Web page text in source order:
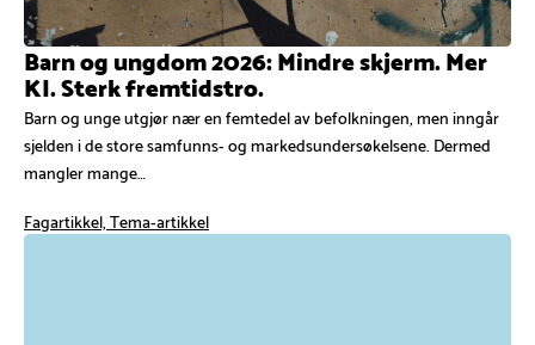
Barn og ungdom 2026: Mindre skjerm. Mer
KI. Sterk fremtidstro.
Barn og unge utgjør nær en femtedel av befolkningen, men inngår
sjelden i de store samfunns- og markedsundersøkelsene. Dermed
mangler mange…
Fagartikkel, Tema-artikkel